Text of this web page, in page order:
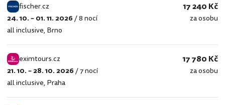
fischer.cz
fischer.cz
24. 10. – 01. 11. 2026/8 nocí
all inclusive, Brno
17 240 Kč
za osobu
eximtours.cz
eximtours.cz
21. 10. – 28. 10. 2026/7 nocí
all inclusive, Praha
17 780 Kč
za osobu